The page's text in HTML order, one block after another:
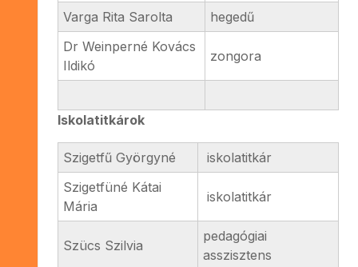
Varga Rita Sarolta
hegedű
Dr Weinperné Kovács
Ildikó
zongora
Iskolatitkárok
Szigetfű Györgyné
iskolatitkár
Szigetfüné Kátai
Mária
iskolatitkár
Szücs Szilvia
pedagógiai
asszisztens